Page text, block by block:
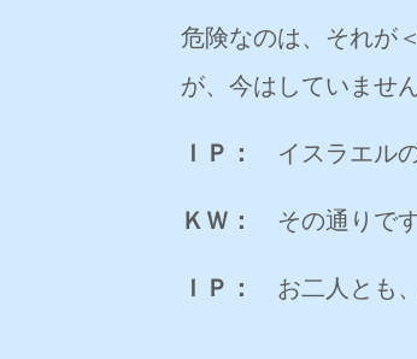
危険なのは、それが
が、今はしていません
ＩＰ： イスラエル
ＫＷ： その通りで
ＩＰ： お二人とも